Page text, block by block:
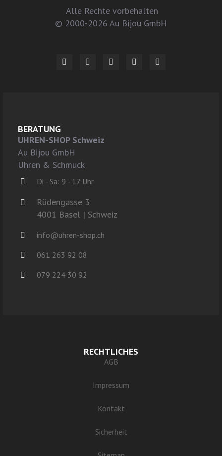
Alle Rechte vorbehalten
© 2000-2026 Au Bijou GmbH
BERATUNG
UHREN-SHOP Schweiz
Au Bijou GmbH
Uhren & Schmuck
Di - Sa: 9 - 17 Uhr
Rüdengasse 3
4001 Basel | Schweiz
info@uhren-shop.ch
061 263 92 08
079 224 30 92
RECHTLICHES
AGB
Impressum
Kontakt
Sicherheit